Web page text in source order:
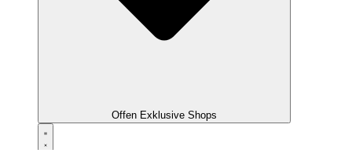
Offen Exklusive Shops